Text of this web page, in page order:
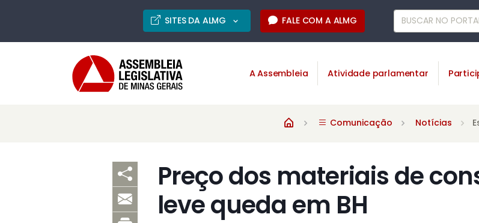
SITES DA ALMG FALE COM A ALMG
A Assembleia Atividade parlamentar
Comunicação Notícias
Preço dos materiais de
leve queda em BH